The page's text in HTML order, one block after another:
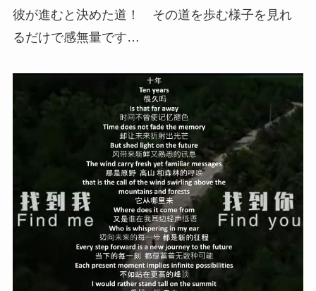
彼が進むと決めた道！ その道を歩む様子を見れ
るだけで感無量です…